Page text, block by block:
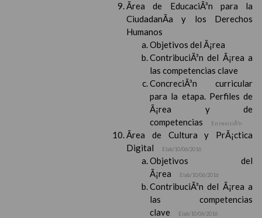
Ãrea de EducaciÃ³n para la
CiudadanÃ­a y los Derechos
Humanos
Objetivos del Ã¡rea
ContribuciÃ³n del Ã¡rea a
las competencias clave
ConcreciÃ³n curricular
para la etapa. Perfiles de
Ã¡rea y de
competencias
En revisiÃ³n
Ãrea de Cultura y PrÃ¡ctica
Digital
Elab/10/06/2016
Objetivos del
Ã¡rea
Elab/10/06/2016
ContribuciÃ³n del Ã¡rea a
las competencias
clave
Elab/10/06/2016